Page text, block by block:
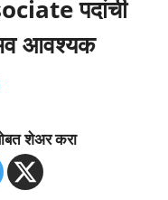
पदांची
आवश्यक
शेअर करा